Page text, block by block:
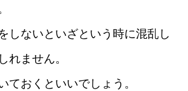
しないといざという時に混乱し
れません。
ておくといいでしょう。